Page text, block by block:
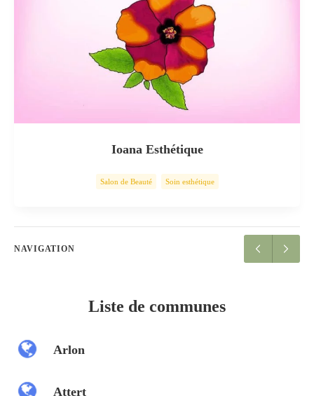
Ioana Esthétique
Salon de Beauté Soin esthétique
NAVIGATION
Liste de communes
Arlon
Attert